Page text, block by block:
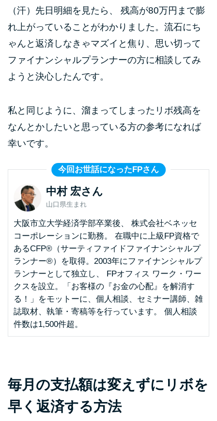
無利息期間を利用して利息0円で
お金を借りる3つのポイント
種類・特徴別一覧
今月の家賃払えない…2ヵ月目に
は解決しないと危険な理由と対
家賃払えないが強制退去は避け
たい…市役所に相談より賢い方
法2選
街金とは？絶対審査通る？借金
に悩む人へ街金をおすすめしな
い理由
質屋でお金を借りるには？年利
やシステムをカードローンと比
未成年でもお金を借りられる？
学生がお金を借りる方法は？親
へのバレにくさや将来への影響
を解説
（汗）先日明細を見たら、 残高が80万円まで膨
れ上がっていることがわかりました。流石にち
ゃんと返済しなきゃマズイと焦り、思い切って
ファイナンシャルプランナーの方に相談してみ
ようと決心したんです。
私と同じように、溜まってしまったリボ残高を
なんとかしたいと思っている方の参考になれば
幸いです。
今回お世話になったFPさん
中村 宏さん
山口県生まれ
大阪市立大学経済学部卒業後、 株式会社ベネッセ
コーポレーションに勤務。 在職中に上級FP資格で
あるCFP®（サーティファイドファイナンシャルプ
ランナー®）を取得。2003年にファイナンシャルプ
ランナーとして独立し、 FPオフィス ワーク・ワー
クスを設立。「お客様の『お金の心配』を解消す
る！」をモットーに、個人相談、セミナー講師、雑
誌取材、執筆・寄稿等を行っています。 個人相談
件数は1,500件超。
毎月の支払額は変えずにリボを
早く返済する方法